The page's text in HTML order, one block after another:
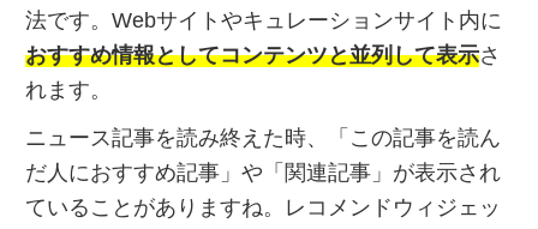
法です。Webサイトやキュレーションサイト内に
おすすめ情報としてコンテンツと並列して表示さ
れます。
ニュース記事を読み終えた時、「この記事を読ん
だ人におすすめ記事」や「関連記事」が表示され
ていることがありますね。レコメンドウィジェッ